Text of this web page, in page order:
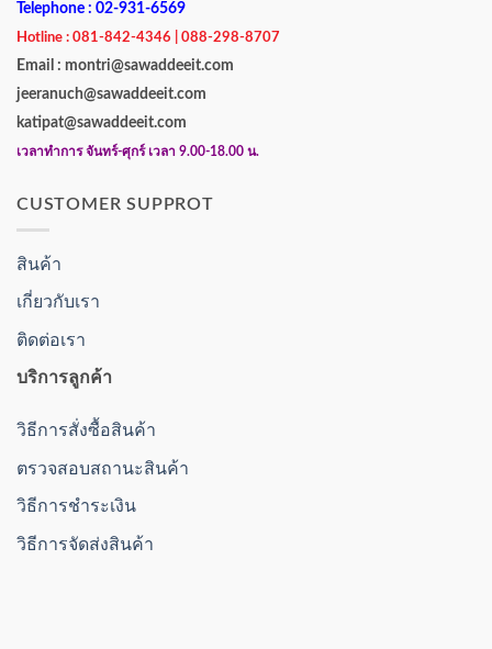
Telephone : 02-931-6569
Hotline : 081-842-4346 | 088-298-8707
Email : montri@sawaddeeit.com
jeeranuch@sawaddeeit.com
katipat@sawaddeeit.com
เวลาทำการ จันทร์-ศุกร์ เวลา 9.00-18.00 น.
CUSTOMER SUPPROT
สินค้า
เกี่ยวกับเรา
ติดต่อเรา
บริการลูกค้า
วิธีการสั่งซื้อสินค้า
ตรวจสอบสถานะสินค้า
วิธีการชำระเงิน
วิธีการจัดส่งสินค้า